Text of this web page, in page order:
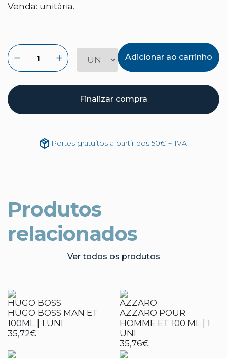
Venda: unitária.
Adicionar ao carrinho
Finalizar compra
Portes gratuitos a partir dos 50€ + IVA
Produtos
relacionados
Ver todos os produtos
HUGO BOSS
HUGO BOSS MAN ET
100ML | 1 UNI
35,72€
AZZARO
AZZARO POUR
HOMME ET 100 ML | 1
UNI
35,76€